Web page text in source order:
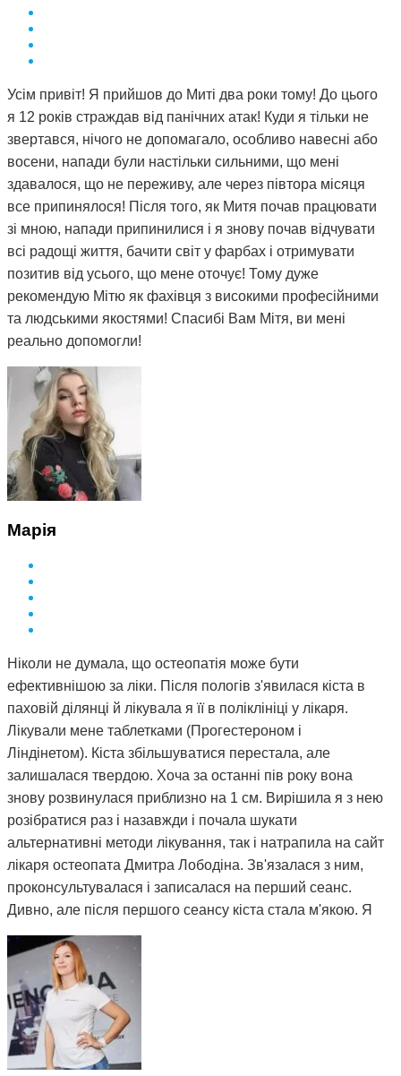
Усім привіт! Я прийшов до Миті два роки тому! До цього
я 12 років страждав від панічних атак! Куди я тільки не
звертався, нічого не допомагало, особливо навесні або
восени, напади були настільки сильними, що мені
здавалося, що не переживу, але через півтора місяця
все припинялося! Після того, як Митя почав працювати
зі мною, напади припинилися і я знову почав відчувати
всі радощі життя, бачити світ у фарбах і отримувати
позитив від усього, що мене оточує! Тому дуже
рекомендую Мітю як фахівця з високими професійними
та людськими якостями! Спасибі Вам Мітя, ви мені
реально допомогли!
Марія
Ніколи не думала, що остеопатія може бути
ефективнішою за ліки. Після пологів з'явилася кіста в
паховій ділянці й лікувала я її в поліклініці у лікаря.
Лікували мене таблетками (Прогестероном і
Ліндінетом). Кіста збільшуватися перестала, але
залишалася твердою. Хоча за останні пів року вона
знову розвинулася приблизно на 1 см. Вирішила я з нею
розібратися раз і назавжди і почала шукати
альтернативні методи лікування, так і натрапила на сайт
лікаря остеопата Дмитра Лободіна. Зв'язалася з ним,
проконсультувалася і записалася на перший сеанс.
Дивно, але після першого сеансу кіста стала м'якою. Я
почала відвідувати сеанси за призначенням Дмитра і
через 3 місяці вона повністю розсмокталася. Як це
працює, взагалі не розумію. Те, чого ліки не змогли
зробити за півтора року, зміг зробити Дмитро і за такий
невеликий термін. Лікар у поліклініці сказав, що мені
просто пощастило і я на досвідченого фахівця
натрапила. А ще кажуть, що здоров'я за гроші не купиш.